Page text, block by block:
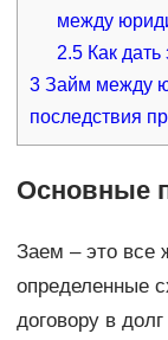
между
2.5 Как
3Займ между
последствия
Основные
Заем – это все
определенные
договору в